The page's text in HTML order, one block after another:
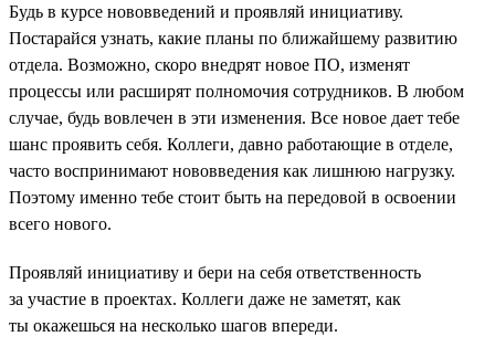
Будь в курсе нововведений и проявляй инициативу.
Постарайся узнать, какие планы по ближайшему развитию
отдела. Возможно, скоро внедрят новое ПО, изменят
процессы или расширят полномочия сотрудников. В любом
случае, будь вовлечен в эти изменения. Все новое дает тебе
шанс проявить себя. Коллеги, давно работающие в отделе,
часто воспринимают нововведения как лишнюю нагрузку.
Поэтому именно тебе стоит быть на передовой в освоении
всего нового.
Проявляй инициативу и бери на себя ответственность
за участие в проектах. Коллеги даже не заметят, как
ты окажешься на несколько шагов впереди.